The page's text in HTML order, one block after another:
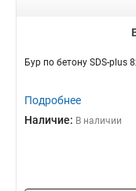
Бур по бетону SDS-plus
Подробнее
Наличие: В наличии